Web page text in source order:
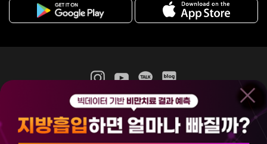
365mc 병·의원 이용약관
홈페이지 이용약관
비급여진료수가
(주)365mcㅣ서울특별시 서초구 서초대로52길 7, 3~4층(서초동, 제일빌딩)